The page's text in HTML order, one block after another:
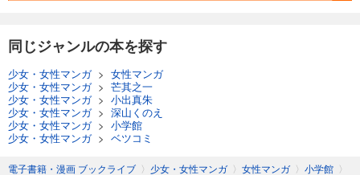
同じジャンルの本を探す
少女・女性マンガ> 女性マンガ
少女・女性マンガ> 芒其之一
少女・女性マンガ> 小出真朱
少女・女性マンガ> 深山くのえ
少女・女性マンガ> 小学館
少女・女性マンガ> ベツコミ
電子書籍・漫画 ブックライブ 〉 少女・女性マンガ 〉 女性マンガ 〉 小学館 〉